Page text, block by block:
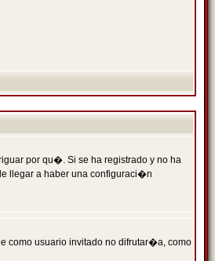
por qu�. Si se ha registrado y no ha
llegar a haber una configuraci�n
como usuario invitado no difrutar�a, como